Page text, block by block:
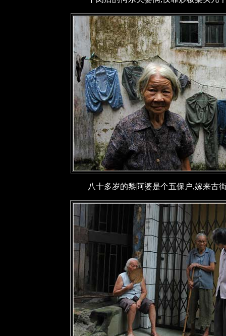
八十多岁的黎阿婆是个五保户,嫁来古